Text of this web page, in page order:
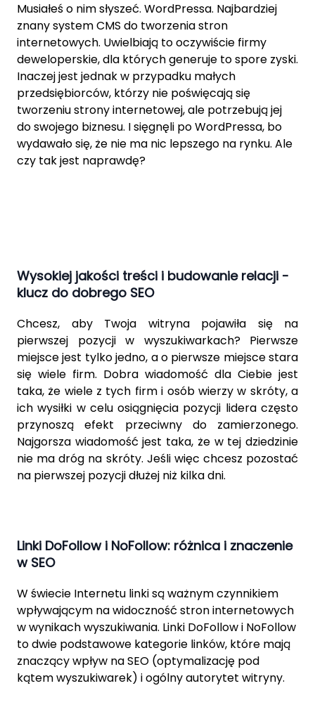
Musiałeś o nim słyszeć. WordPressa. Najbardziej
znany system CMS do tworzenia stron
internetowych. Uwielbiają to oczywiście firmy
deweloperskie, dla których generuje to spore zyski.
Inaczej jest jednak w przypadku małych
przedsiębiorców, którzy nie poświęcają się
tworzeniu strony internetowej, ale potrzebują jej
do swojego biznesu. I sięgnęli po WordPressa, bo
wydawało się, że nie ma nic lepszego na rynku. Ale
czy tak jest naprawdę?
Wysokiej jakości treści i budowanie relacji -
klucz do dobrego SEO
Chcesz, aby Twoja witryna pojawiła się na
pierwszej pozycji w wyszukiwarkach? Pierwsze
miejsce jest tylko jedno, a o pierwsze miejsce stara
się wiele firm. Dobra wiadomość dla Ciebie jest
taka, że ​​wiele z tych firm i osób wierzy w skróty, a
ich wysiłki w celu osiągnięcia pozycji lidera często
przynoszą efekt przeciwny do zamierzonego.
Najgorsza wiadomość jest taka, że ​​w tej dziedzinie
nie ma dróg na skróty. Jeśli więc chcesz pozostać
na pierwszej pozycji dłużej niż kilka dni.
Linki DoFollow i NoFollow: różnica i znaczenie
w SEO
W świecie Internetu linki są ważnym czynnikiem
wpływającym na widoczność stron internetowych
w wynikach wyszukiwania. Linki DoFollow i NoFollow
to dwie podstawowe kategorie linków, które mają
znaczący wpływ na SEO (optymalizację pod
kątem wyszukiwarek) i ogólny autorytet witryny.